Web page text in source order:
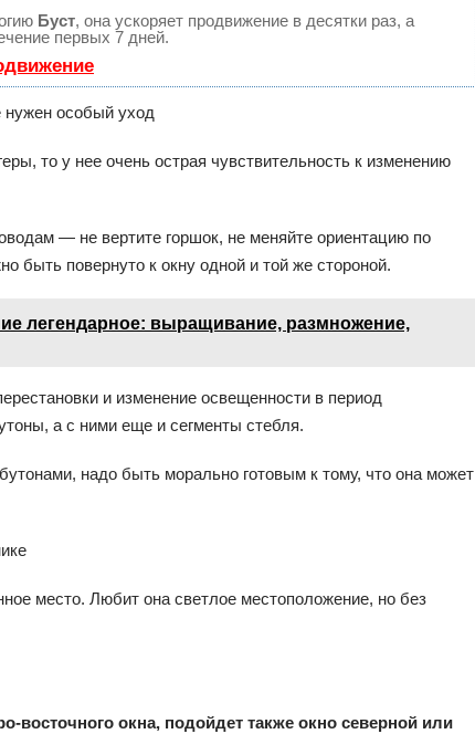
Буст, она ускоряет продвижение в десятки раз, а
первых 7 дней.
нужен особый уход
то у нее очень острая чувствительность к изменению
— не вертите горшок, не меняйте ориентацию по
быть повернуто к окну одной и той же стороной.
легендарное: выращивание, размножение,
и изменение освещенности в период
а с ними еще и сегменты стебля.
надо быть морально готовым к тому, что она может
место. Любит она светлое местоположение, но без
восточного окна, подойдет также окно северной или